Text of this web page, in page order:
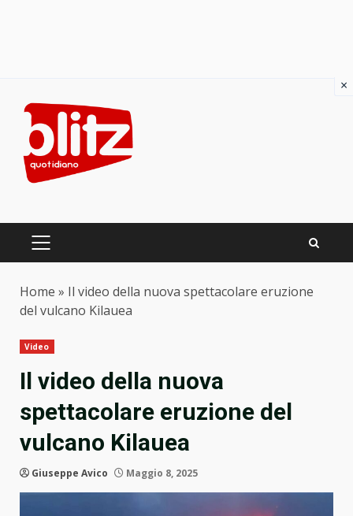
content
PRIMARY
Home » Il video della nuova spettacolare eruzione
del vulcano Kilauea
Video
Il video della nuova
spettacolare eruzione del
vulcano Kilauea
Giuseppe Avico Maggio 8, 2025
×